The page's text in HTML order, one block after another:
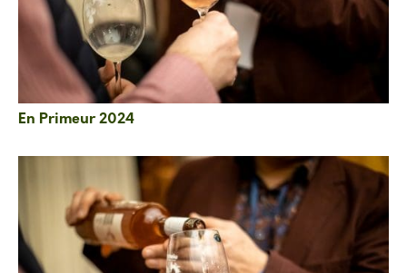
En Primeur 2024